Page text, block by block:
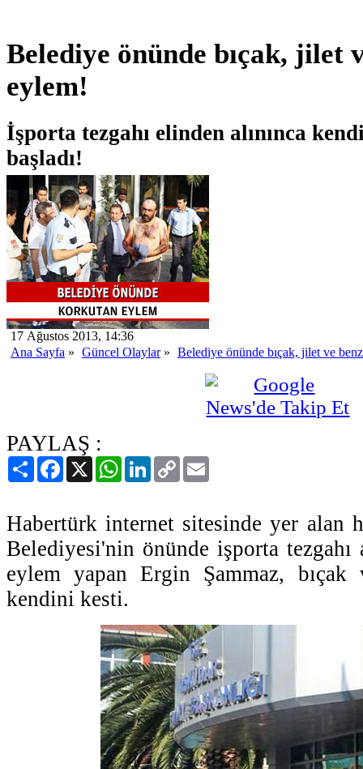
Belediye önünde bıçak, jilet
eylem!
İşporta tezgahı elinden alınınca
başladı!
17 Ağustos 2013, 14:36
Ana Sayfa » Güncel Olaylar» Belediye önünde bıçak, jilet ve
PAYLAŞ :
PaylaşFacebook
X WhatsAppLinkedIn
Copy
Link
Habertürk internet sitesinde yer alan
Belediyesi'nin önünde işporta tezgahı
eylem yapan Ergin Şammaz,
kendini kesti.